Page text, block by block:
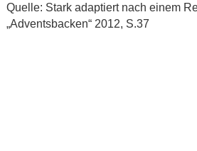
Quelle: Stark adaptiert nach einem
„Adventsbacken“ 2012, S.37